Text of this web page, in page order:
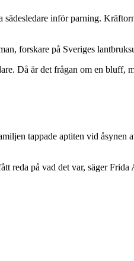
inför par­ning.
forskare på Sve­riges
Då är det frågan om en bluff,
tappade aptiten vid åsynen
reda på vad det var, säger Frida